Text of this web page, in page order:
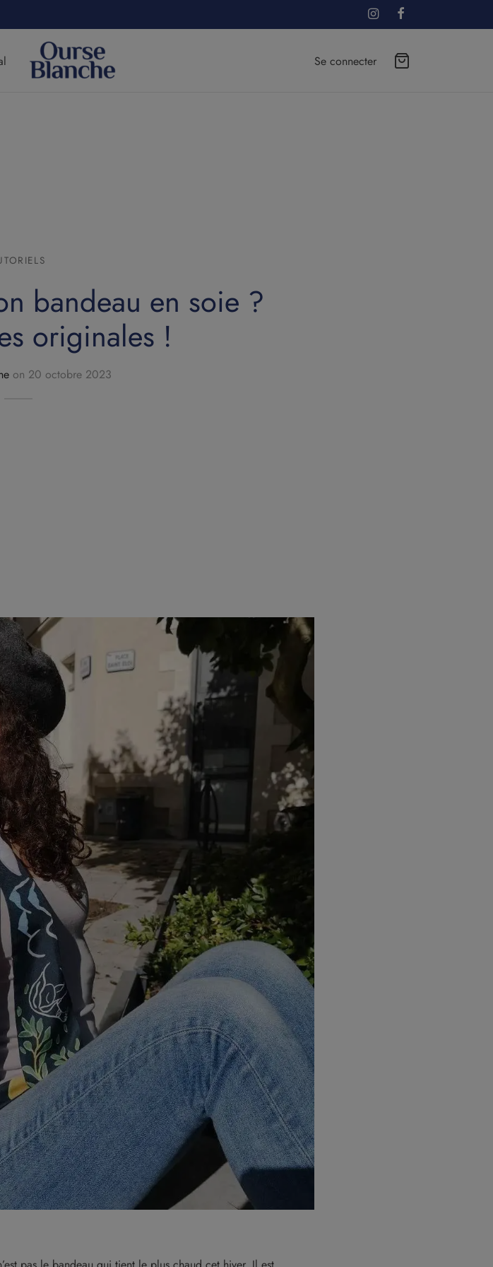
Se connecter
bandeau en soie ?
originales !
on 20 octobre 2023